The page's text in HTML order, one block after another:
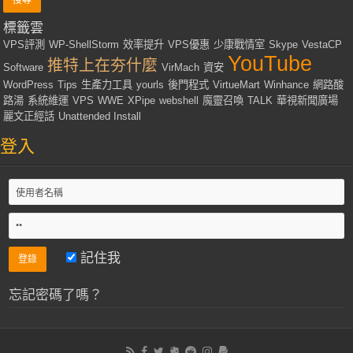
標籤雲
VPS評測 WP-ShellStorm 效率提升 VPS優惠 少康戰情室 Skype VestaCP
Software 推特上在夯什麼 VirMach 資安 YouTube
WordPress Tips 生產力工具 yourls 後門程式 VirtueMart Winhance 網路酸
路湯 系統維運 VPS WWE XPipe webshell 魔靈召喚 TALK 華視新聞廣場
麗文正經話 Unattended Install
登入
記住我
忘記密碼了嗎？